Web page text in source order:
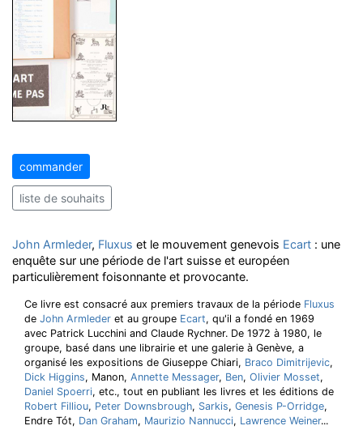
commander
liste de souhaits
John Armleder, Fluxus et le mouvement genevois Ecart : une
enquête sur une période de l'art suisse et européen
particulièrement foisonnante et provocante.
Ce livre est consacré aux premiers travaux de la période Fluxus
de John Armleder et au groupe Ecart, qu'il a fondé en 1969
avec Patrick Lucchini and Claude Rychner. De 1972 à 1980, le
groupe, basé dans une librairie et une galerie à Genève, a
organisé les expositions de Giuseppe Chiari, Braco Dimitrijevic,
Dick Higgins, Manon, Annette Messager, Ben, Olivier Mosset,
Daniel Spoerri, etc., tout en publiant les livres et les éditions de
Robert Filliou, Peter Downsbrough, Sarkis, Genesis P-Orridge,
Endre Tót, Dan Graham, Maurizio Nannucci, Lawrence Weiner...